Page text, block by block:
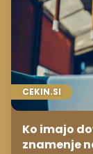
CEKIN.SI
Ko imajo
znamenje